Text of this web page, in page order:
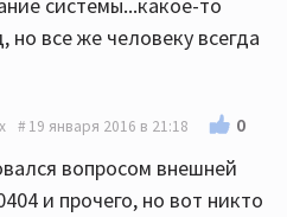
но все же человеку всегда
19 января 2016 в 21:18 0
вопросом внешней
и прочего, но вот никто